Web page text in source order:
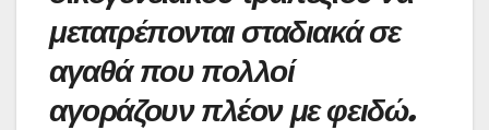
μετατρέπονται σταδιακά σε
αγαθά που πολλοί
αγοράζουν πλέον με φειδώ.